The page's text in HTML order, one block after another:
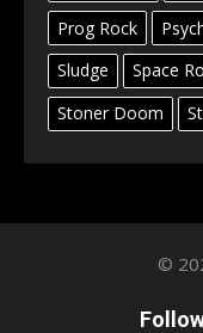
Prog Rock
Sludge
Space
Stoner Doom
©